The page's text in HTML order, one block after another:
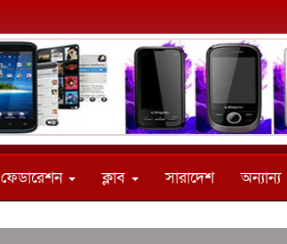
ফেডারেশন ক্লাব সারাদেশ অন্যান্য